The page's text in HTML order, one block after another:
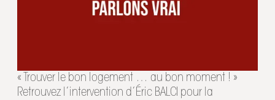
« Trouver le bon logement … au bon moment ! »
Retrouvez l’intervention d’Éric BALCI pour la